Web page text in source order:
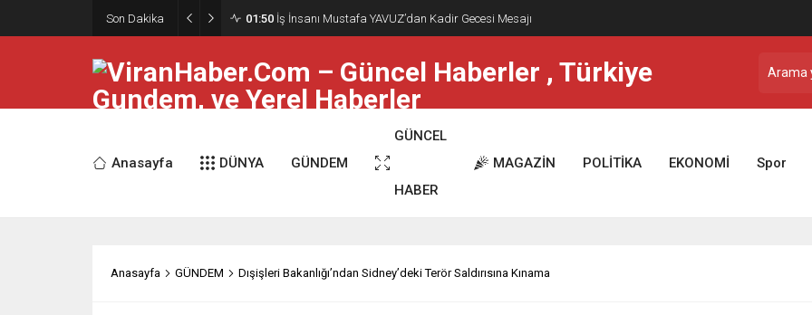
Son Dakika 01:50 İş İnsanı Mustafa YAVUZ’dan Kadir Gecesi Mesajı
Anasayfa DÜNYA GÜNDEM
GÜNCEL
HABER
MAGAZİN POLİTİKA EKONOMİ Spor
Anasayfa GÜNDEM Dışişleri Bakanlığı’ndan Sidney’deki Terör Saldırısına Kınama